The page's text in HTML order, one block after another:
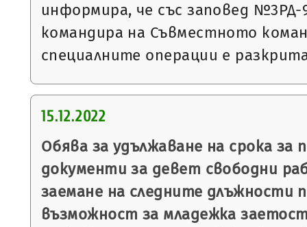
информира, че със заповед №3РД-
командира на Съвместното
специалните операции е
15.12.2022
Обява за удължаване на срока за
документи за девет свободни
заемане на следните длъжности
възможност за младежка